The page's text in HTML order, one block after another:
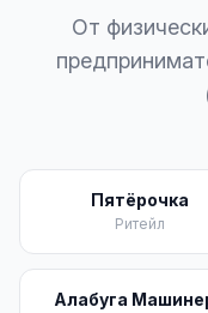
От
Пятёрочка
Ритейл
Алабуга